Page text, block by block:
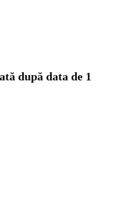
după data de 1